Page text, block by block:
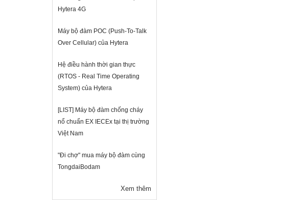
Hytera 4G
Máy bộ đàm POC (Push-To-Talk
Over Cellular) của Hytera
Hệ điều hành thời gian thực
(RTOS - Real Time Operating
System) của Hytera
[LIST] Máy bộ đàm chống cháy
nổ chuẩn EX IECEx tại thị trường
Việt Nam
"Đi chợ" mua máy bộ đàm cùng
TongdaiBodam
Xem thêm